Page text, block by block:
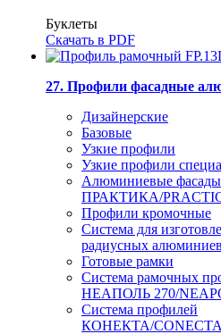
Буклеты
Скачать в PDF
27. Профили фасадные
Дизайнерские
Базовые
Узкие профили
Узкие профили
Алюминиевые фасады
ПРАКТИКА/
Профили кромочные
Система для
радиусных
Готовые рамки
Система рамочных
НЕАПОЛЬ 270/
Система профилей
КОНЕКТА/CONECTA